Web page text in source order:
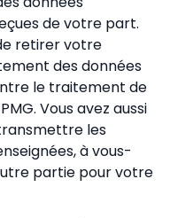
de votre part.
retirer votre
des données
le traitement de
Vous avez aussi
les
à vous-
partie pour votre